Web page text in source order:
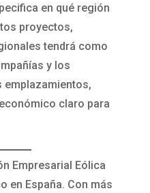
en qué región
proyectos,
tendrá como
y los
claro para
Empresarial Eólica
en España. Con más